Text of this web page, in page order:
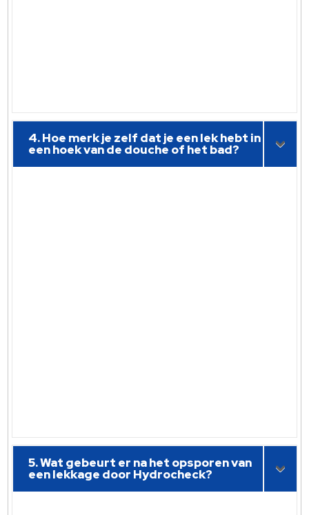
4. Hoe merk je zelf dat je een lek hebt in
een hoek van de douche of het bad?
5. Wat gebeurt er na het opsporen van
een lekkage door Hydrocheck?